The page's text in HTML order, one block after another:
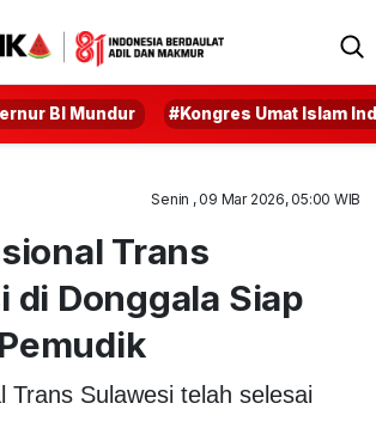
BI Mundur #Kongres Umat Islam
Senin , 09 Mar 2026, 05:00 WIB
Trans
di Donggala Siap
Trans Sulawesi telah selesai